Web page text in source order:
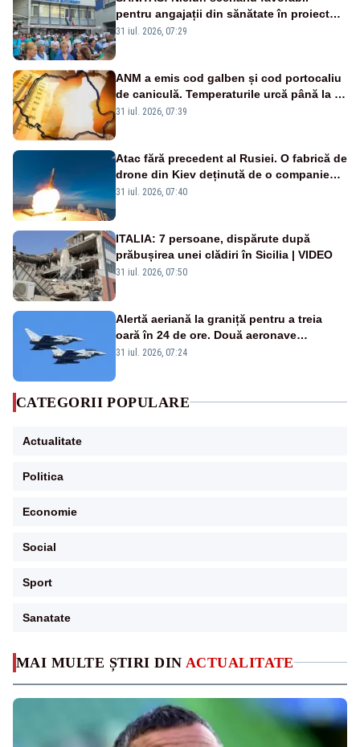
MAI MULTE ȘTIRI DIN ACTUALITATE
pentru angajații din sănătate în proiectul
Legii salarizării
31 iul. 2026, 07:29
ANM a emis cod galben și cod portocaliu
de caniculă. Temperaturile urcă până la 38
de grade, iar nopțile devin tropicale
31 iul. 2026, 07:39
Atac fără precedent al Rusiei. O fabrică de
drone din Kiev deținută de o companie
americană, distrusă de o rachetă
31 iul. 2026, 07:40
ITALIA: 7 persoane, dispărute după
prăbușirea unei clădiri în Sicilia | VIDEO
31 iul. 2026, 07:50
Alertă aeriană la graniță pentru a treia
oară în 24 de ore. Două aeronave
Eurofighter britanice au fost ridicate de la
31 iul. 2026, 07:24
CATEGORII POPULARE
Actualitate
Politica
Economie
Social
Sport
Sanatate